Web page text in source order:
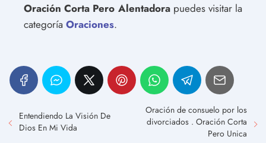
Oración Corta Pero Alentadorapuedes visitar la
categoría Oraciones.
Entendiendo La Visión De
Dios En Mi Vida
Oración de consuelo por los
divorciados . Oración Corta
Pero Unica